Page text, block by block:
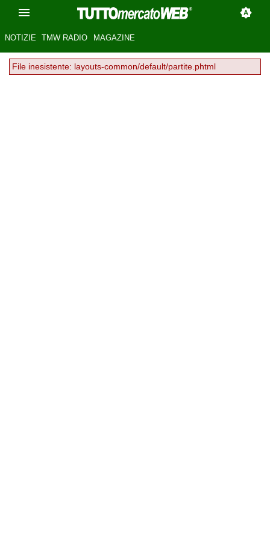
NOTIZIE TMW RADIO MAGAZINE
File inesistente: layouts-common/default/partite.phtml